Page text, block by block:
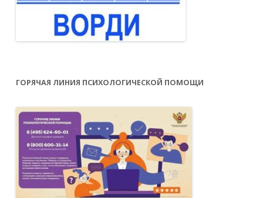
ГОРЯЧАЯ ЛИНИЯ ПСИХОЛОГИЧЕСКОЙ ПОМОЩИ